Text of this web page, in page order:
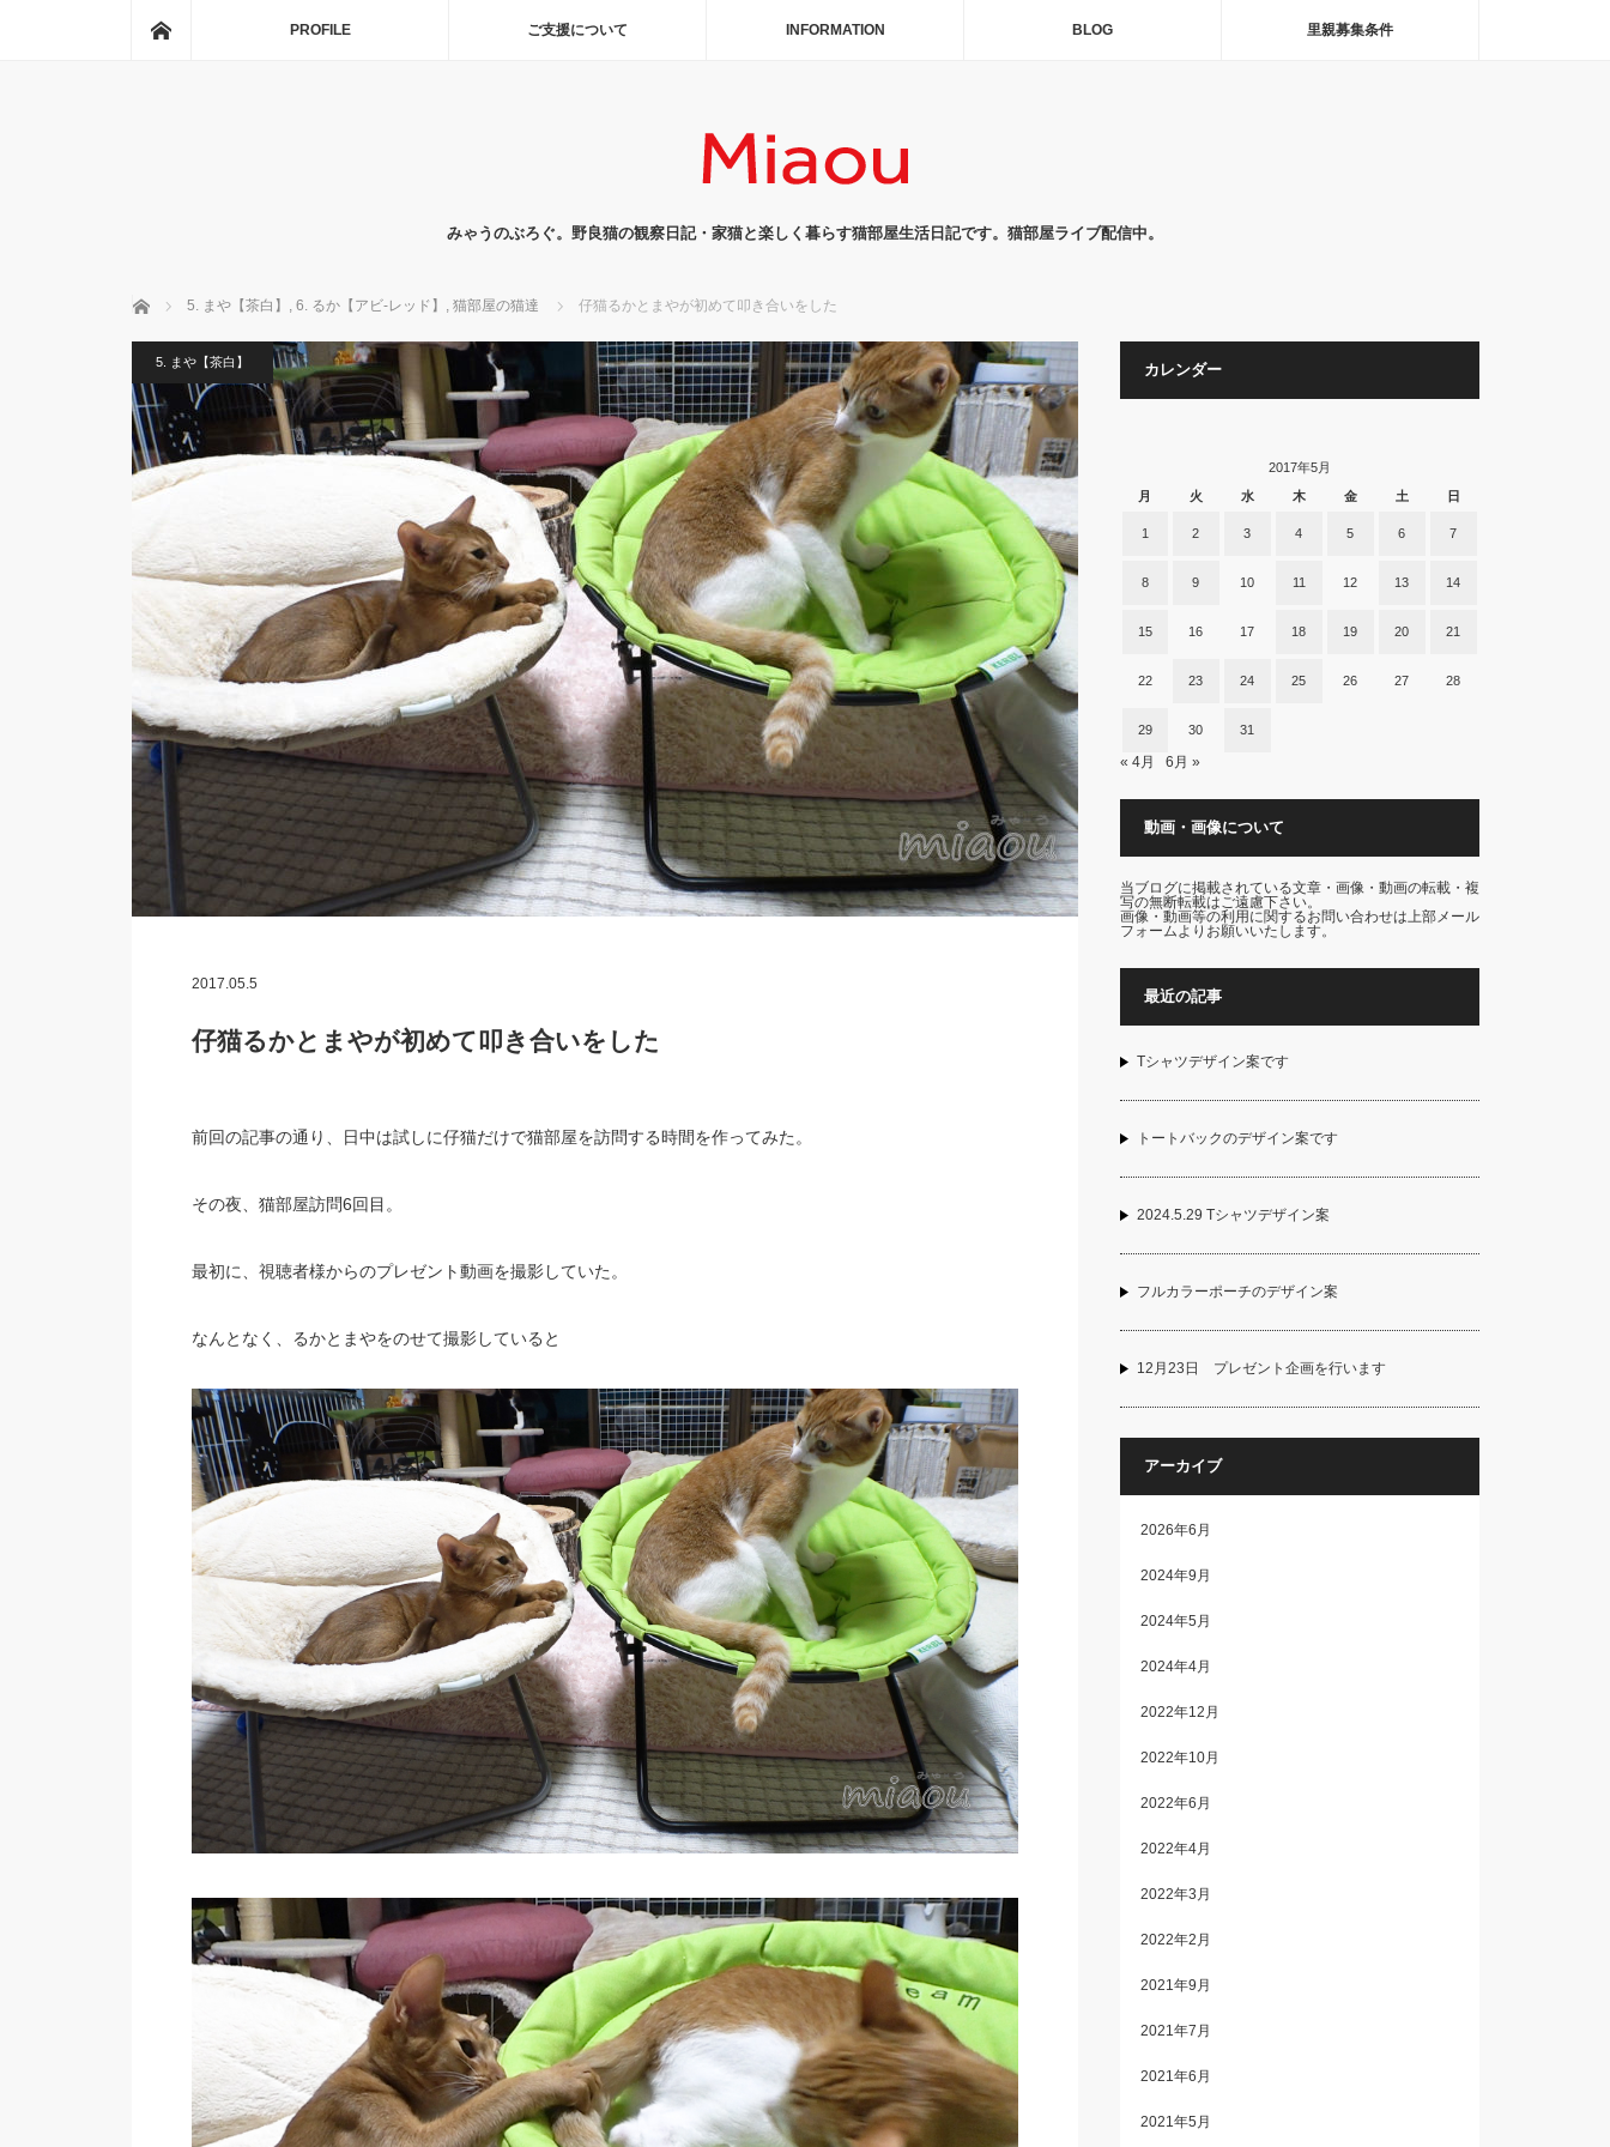
PROFILE ご支援について INFORMATION BLOG 里親募集条件
みゃうのぶろぐ。野良猫の観察日記・家猫と楽しく暮らす猫部屋生活日記です。猫部屋ライブ配信中。
ホーム 5. まや【茶白】 , 6. るか【アビ-レッド】 , 猫部屋の猫達 仔猫るかとまやが初めて叩き合いをした
5. まや【茶白】
2017.05.5
仔猫るかとまやが初めて叩き合いをした
前回の記事の通り、日中は試しに仔猫だけで猫部屋を訪問する時間を作ってみた。
その夜、猫部屋訪問6回目。
最初に、視聴者様からのプレゼント動画を撮影していた。
なんとなく、るかとまやをのせて撮影していると
カレンダー
2017年5月
月
火 水 木 金 土 日
1 2 3 4 5 6 7
8 9 10 11 12 13 14
15 16 17 18 19 20 21
22 23 24 25 26 27 28
29 30 31
« 4月 6月 »
動画・画像について
当ブログに掲載されている文章・画像・動画の転載・複
写の無断転載はご遠慮下さい。
画像・動画等の利用に関するお問い合わせは上部メール
フォームよりお願いいたします。
最近の記事
Tシャツデザイン案です
トートバックのデザイン案です
2024.5.29 Tシャツデザイン案
フルカラーポーチのデザイン案
12月23日 プレゼント企画を行います
アーカイブ
2026年6月
2024年9月
2024年5月
2024年4月
2022年12月
2022年10月
2022年6月
2022年4月
2022年3月
2022年2月
2021年9月
2021年7月
2021年6月
2021年5月